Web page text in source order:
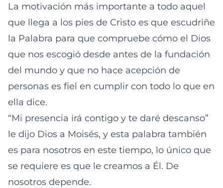
La motivación más importante a todo aquel
que llega a los pies de Cristo es que escudriñe
la Palabra para que compruebe cómo el Dios
que nos escogió desde antes de la fundación
del mundo y que no hace acepción de
personas es fiel en cumplir con todo lo que en
ella dice.
“Mi presencia irá contigo y te daré descanso”
le dijo Dios a Moisés, y esta palabra también
es para nosotros en este tiempo, lo único que
se requiere es que le creamos a Él. De
nosotros depende.